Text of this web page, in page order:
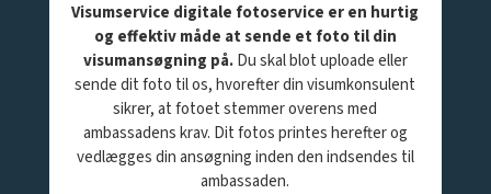
Visumservice digitale fotoservice er en hurtig
og effektiv måde at sende et foto til din
visumansøgning på.Du skal blot uploade eller
sende dit foto til os, hvorefter din visumkonsulent
sikrer, at fotoet stemmer overens med
ambassadens krav. Dit fotos printes herefter og
vedlægges din ansøgning inden den indsendes til
ambassaden.